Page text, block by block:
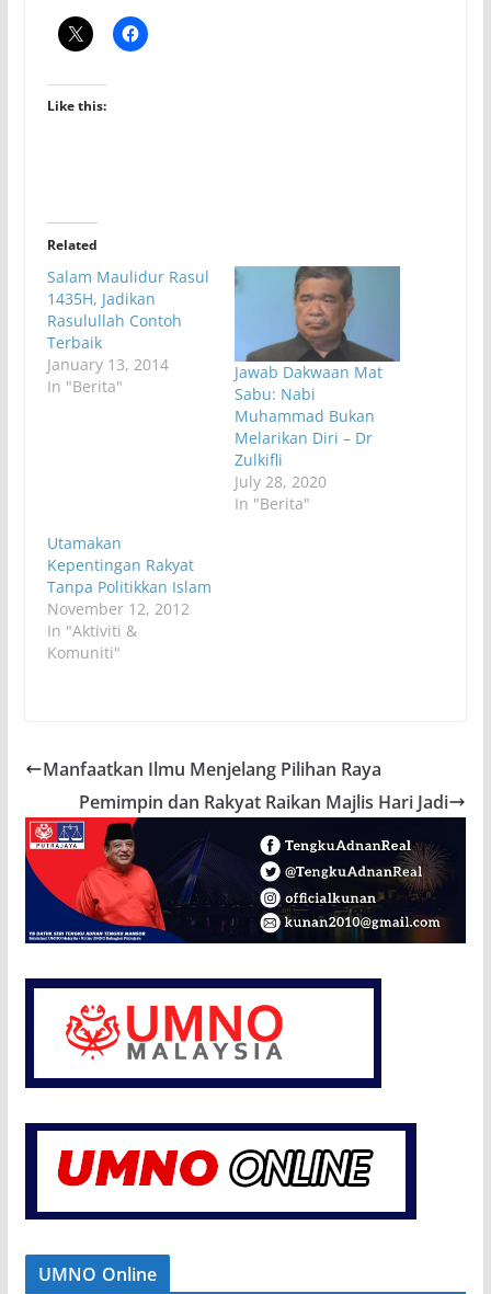
Like this:
Related
Salam Maulidur Rasul
1435H, Jadikan
Rasulullah Contoh
Terbaik
January 13, 2014
In "Berita"
Jawab Dakwaan Mat
Sabu: Nabi
Muhammad Bukan
Melarikan Diri – Dr
Zulkifli
July 28, 2020
In "Berita"
Utamakan
Kepentingan Rakyat
Tanpa Politikkan Islam
November 12, 2012
In "Aktiviti &
Komuniti"
Manfaatkan Ilmu Menjelang Pilihan Raya
Pemimpin dan Rakyat Raikan Majlis Hari Jadi
UMNO Online